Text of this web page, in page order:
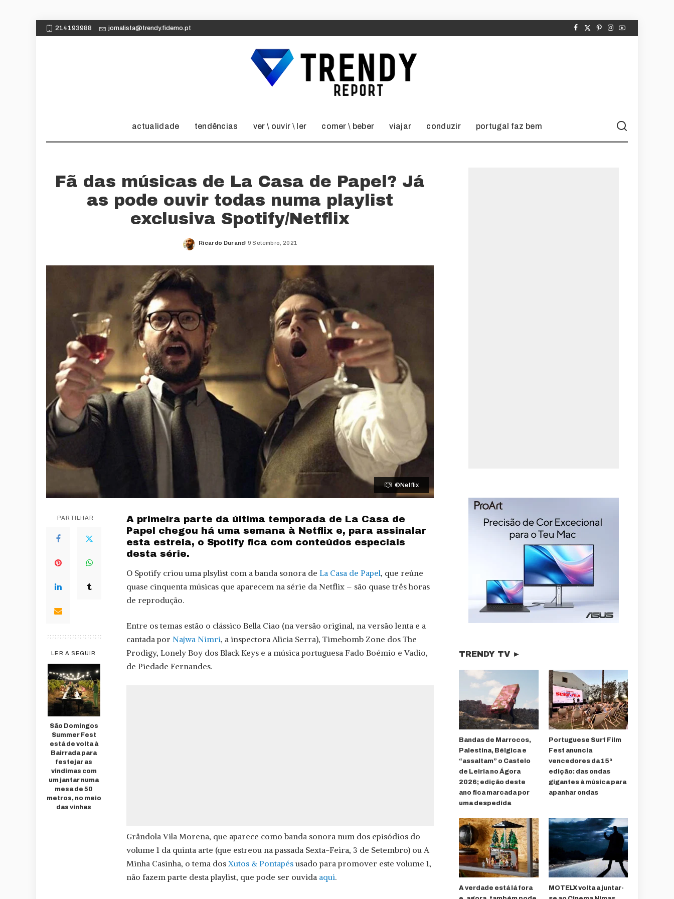
214193988 jornalista@trendy.fidemo.pt
actualidade tendências ver \ ouvir \ ler comer \ beber viajar conduzir portugal faz bem
Fã das músicas de La Casa de Papel? Já
as pode ouvir todas numa playlist
exclusiva Spotify/Netflix
Posted
Ricardo Durand 9 Setembro, 2021
©Netflix
PARTILHAR
LER A SEGUIR
São Domingos
Summer Fest
está de volta à
Bairrada para
festejar as
vindimas com
um jantar numa
mesa de 50
metros, no meio
das vinhas
A primeira parte da última temporada de La Casa de
Papel chegou há uma semana à Netflix e, para assinalar
esta estreia, o Spotify fica com conteúdos especiais
desta série.
O Spotify criou uma plsylist com a banda sonora de La Casa de Papel, que reúne
quase cinquenta músicas que aparecem na série da Netflix – são quase três horas
de reprodução.
Entre os temas estão o clássico Bella Ciao (na versão original, na versão lenta e a
cantada por Najwa Nimri, a inspectora Alicia Serra), Timebomb Zone dos The
Prodigy, Lonely Boy dos Black Keys e a música portuguesa Fado Boémio e Vadio,
de Piedade Fernandes.
Grândola Vila Morena, que aparece como banda sonora num dos episódios do
volume 1 da quinta arte (que estreou na passada Sexta-Feira, 3 de Setembro) ou A
Minha Casinha, o tema dos Xutos & Pontapés usado para promover este volume 1,
não fazem parte desta playlist, que pode ser ouvida aqui.
TRENDY TV ►
Bandas de Marrocos,
Palestina, Bélgica e
“assaltam” o Castelo
de Leiria no Ágora
2026; edição deste
ano fica marcada por
uma despedida
Portuguese Surf Film
Fest anuncia
vencedores da 15ª
edição: das ondas
gigantes à música para
apanhar ondas
A verdade está lá fora
MOTELX volta a juntar-